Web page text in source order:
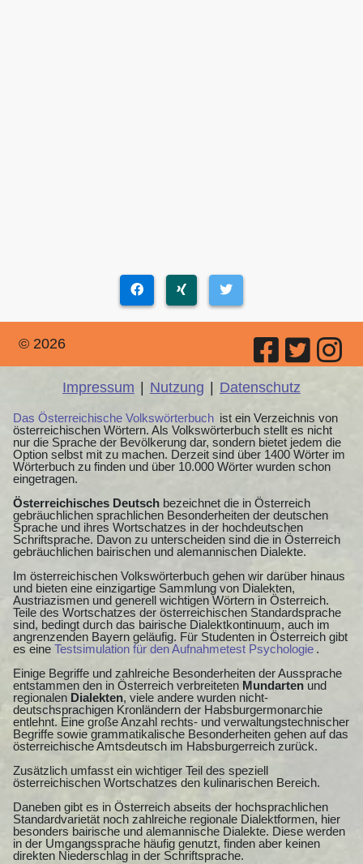
© 2026
Impressum | Nutzung | Datenschutz
Das Österreichische Volkswörterbuch ist ein Verzeichnis von
österreichischen Wörtern. Als Volkswörterbuch stellt es nicht
nur die Sprache der Bevölkerung dar, sondern bietet jedem die
Option selbst mit zu machen. Derzeit sind über 1400 Wörter im
Wörterbuch zu finden und über 10.000 Wörter wurden schon
eingetragen.
Österreichisches Deutsch bezeichnet die in Österreich
gebräuchlichen sprachlichen Besonderheiten der deutschen
Sprache und ihres Wortschatzes in der hochdeutschen
Schriftsprache. Davon zu unterscheiden sind die in Österreich
gebräuchlichen bairischen und alemannischen Dialekte.
Im österreichischen Volkswörterbuch gehen wir darüber hinaus
und bieten eine einzigartige Sammlung von Dialekten,
Austriazismen und generell wichtigen Wörtern in Österreich.
Teile des Wortschatzes der österreichischen Standardsprache
sind, bedingt durch das bairische Dialektkontinuum, auch im
angrenzenden Bayern geläufig. Für Studenten in Österreich gibt
es eine Testsimulation für den Aufnahmetest Psychologie .
Einige Begriffe und zahlreiche Besonderheiten der Aussprache
entstammen den in Österreich verbreiteten Mundarten und
regionalen Dialekten, viele andere wurden nicht-
deutschsprachigen Kronländern der Habsburgermonarchie
entlehnt. Eine große Anzahl rechts- und verwaltungstechnischer
Begriffe sowie grammatikalische Besonderheiten gehen auf das
österreichische Amtsdeutsch im Habsburgerreich zurück.
Zusätzlich umfasst ein wichtiger Teil des speziell
österreichischen Wortschatzes den kulinarischen Bereich.
Daneben gibt es in Österreich abseits der hochsprachlichen
Standardvarietät noch zahlreiche regionale Dialektformen, hier
besonders bairische und alemannische Dialekte. Diese werden
in der Umgangssprache häufig genutzt, finden aber keinen
direkten Niederschlag in der Schriftsprache.